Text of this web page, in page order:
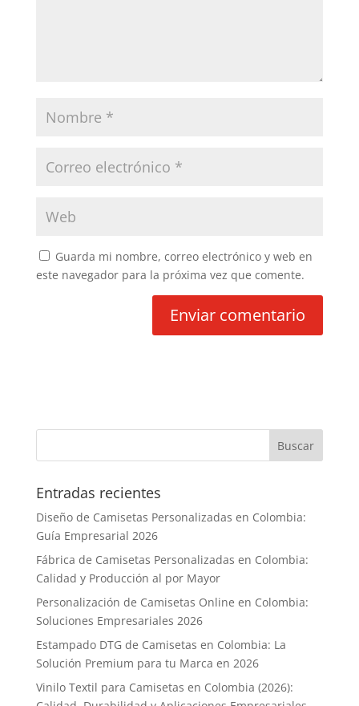
Guarda mi nombre, correo electrónico y web en
este navegador para la próxima vez que comente.
Entradas recientes
Diseño de Camisetas Personalizadas en Colombia:
Guía Empresarial 2026
Fábrica de Camisetas Personalizadas en Colombia:
Calidad y Producción al por Mayor
Personalización de Camisetas Online en Colombia:
Soluciones Empresariales 2026
Estampado DTG de Camisetas en Colombia: La
Solución Premium para tu Marca en 2026
Vinilo Textil para Camisetas en Colombia (2026):